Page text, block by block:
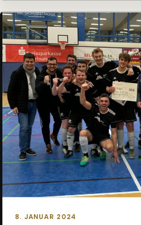
8. JANUAR 2024